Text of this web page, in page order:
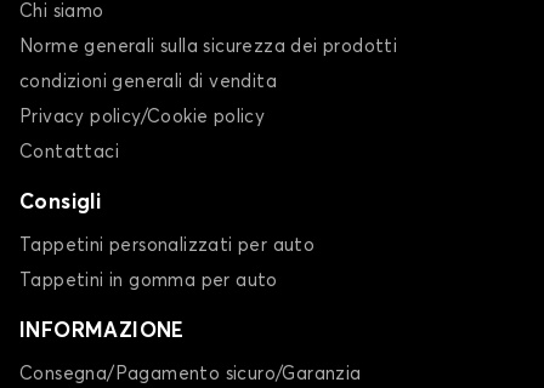
Chi siamo
Norme generali sulla sicurezza dei prodotti
condizioni generali di vendita
Privacy policy/Cookie policy
Contattaci
Consigli
Tappetini personalizzati per auto
Tappetini in gomma per auto
INFORMAZIONE
Consegna/Pagamento sicuro/Garanzia